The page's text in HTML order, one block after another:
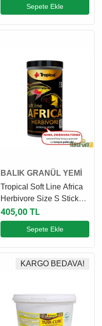
Sepete Ekle
BALIK GRANÜL YEMİ
Tropical Soft Line Africa
Herbivore Size S Stick
Yem 100 Ml - 60 Gr
405,00 TL
Sepete Ekle
KARGO BEDAVA!